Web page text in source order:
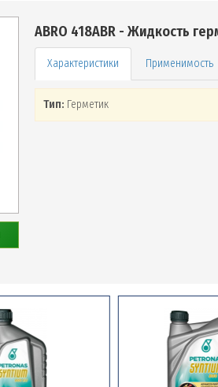
ABRO 418ABR - Жидкость
Применимость
Тип: Герметик